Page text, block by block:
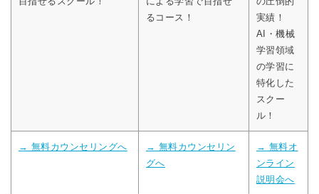
るコース！
実績！
AI・機械
学習領域
の学習に
特化した
スクー
ル！
→ 無料カウンセリングへ
→ 無料カウンセリン
グへ
→ 無料オ
ンライン
説明会へ